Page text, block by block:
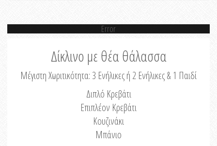
Error
Δίκλινο με θέα θάλασσα
Μέγιστη Χωριτικότητα: 3 Ενήλικες ή 2 Ενήλικες & 1 Παιδί
Διπλό Κρεβάτι
Επιπλέον Κρεβάτι
Κουζινάκι
Μπάνιο